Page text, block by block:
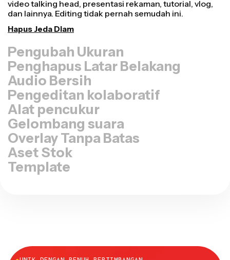
platform lain, baik itu untuk TikTok, Youtube, Instagram,
Twitter, Linkedin, atau platform lainnya.
Ubah Ukuran Video
Penghapus Latar Belakang
Audio Bersih
Pengeditan kolaboratif
Alat pencukur
Gelombang suara
Overlay Tanpa Batas
Aset Stok
Template
●UNIK DENGAN PENUH PERTIMBANGAN